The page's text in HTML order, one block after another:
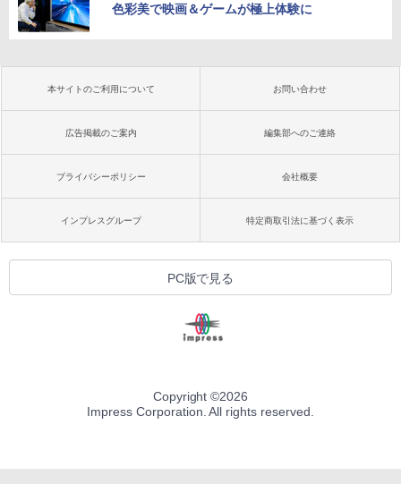
色彩美で映画＆ゲームが極上体験に
本サイトのご利用について お問い合わせ
広告掲載のご案内 編集部へのご連絡
プライバシーポリシー 会社概要
インプレスグループ 特定商取引法に基づく表示
PC版で見る
Copyright ©2026
Impress Corporation. All rights reserved.